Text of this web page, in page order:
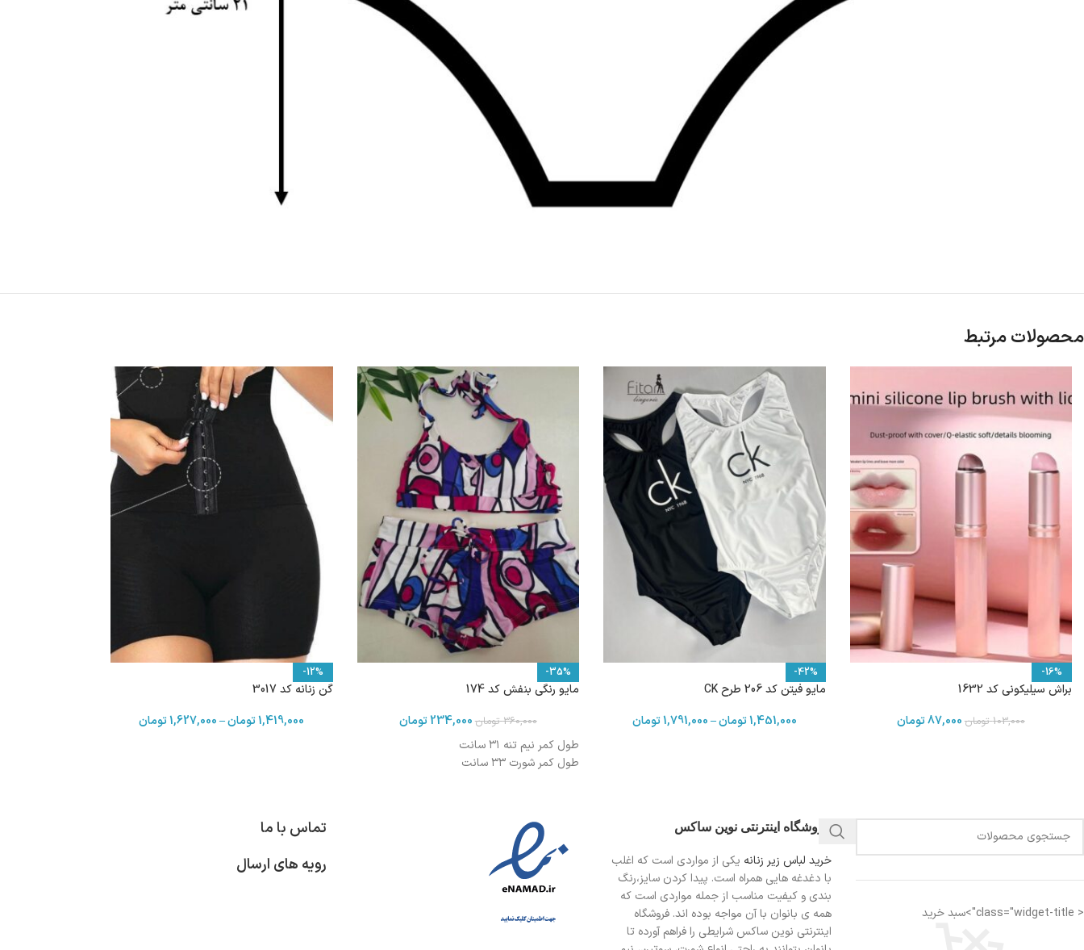
محصولات مرتبط
-16%
براش سیلیکونی کد 1632
103,000 تومان 87,000تومان
-42%
مایو فیتن کد 206 طرح CK
1,451,000تومان–
1,791,000تومان
-35%
مایو رنگی بنفش کد 174
360,000 تومان 234,000 تومان
طول کمر نیم تنه ۳۱ سانت
طول کمر شورت ۳۳ سانت
-12%
گن زنانه کد 3017
1,419,000تومان–
1,627,000تومان
< class="widget-title">سبد خرید
فروشگاه اینترنتی نوین ساکس
خرید لباس زیر زنانه یکی از مواردی است که اغلب
با دغدغه هایی همراه است. پیدا کردن سایز،رنگ
بندی و کیفیت مناسب از جمله مواردی است که
همه ی بانوان با آن مواجه بوده اند. فروشگاه
اینترنتی نوین ساکس شرایطی را فراهم آورده تا
تماس با ما
رویه های ارسال